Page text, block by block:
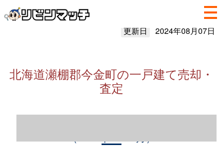
更新日 2024年08月07日
北海道瀬棚郡今金町の一戸建て売却・
査定